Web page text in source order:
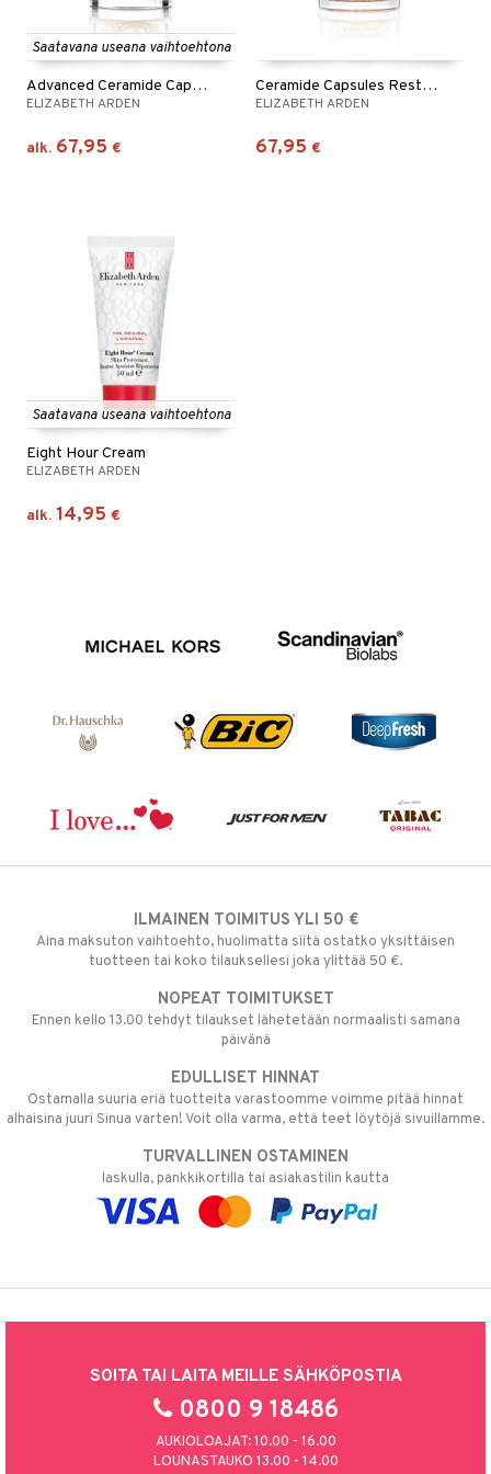
Saatavana useana vaihtoehtona
Advanced Ceramide Capsules Youth Restoring Serum
ELIZABETH ARDEN
alk. 67,95 €
Ceramide Capsules Restoring Light Serum
ELIZABETH ARDEN
67,95 €
Saatavana useana vaihtoehtona
Eight Hour Cream
ELIZABETH ARDEN
alk. 14,95 €
ILMAINEN TOIMITUS YLI 50 €
Aina maksuton vaihtoehto, huolimatta siitä ostatko yksittäisen
tuotteen tai koko tilauksellesi joka ylittää 50 €.
NOPEAT TOIMITUKSET
Ennen kello 13.00 tehdyt tilaukset lähetetään normaalisti samana
päivänä
EDULLISET HINNAT
Ostamalla suuria eriä tuotteita varastoomme voimme pitää hinnat
alhaisina juuri Sinua varten! Voit olla varma, että teet löytöjä sivuillamme.
TURVALLINEN OSTAMINEN
laskulla, pankkikortilla tai asiakastilin kautta
SOITA TAI LAITA MEILLE SÄHKÖPOSTIA
0800 9 18486
AUKIOLOAJAT: 10.00 - 16.00
LOUNASTAUKO 13.00 - 14.00